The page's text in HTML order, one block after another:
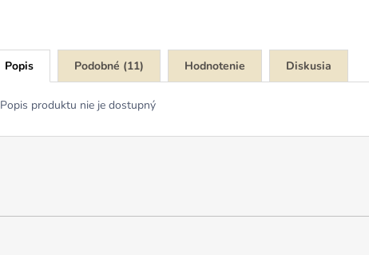
Popis Podobné (11) Hodnotenie Diskusia
Popis produktu nie je dostupný